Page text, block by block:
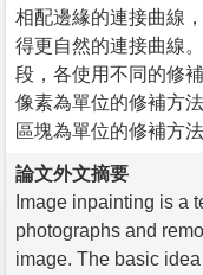
相配邊緣的連接曲線
得更自然的連接曲線
段，各使用不同的修
像素為單位的修補方
區塊為單位的修補方
論文外文摘要
Image inpainting is a
photographs and
image. The basic